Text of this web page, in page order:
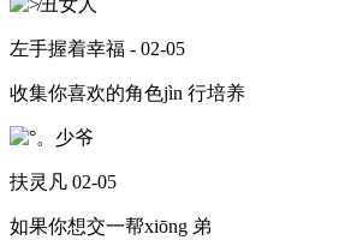
左手握着幸福 - 02-05
收集你喜欢的角色jìn 行培养
扶灵凡 02-05
如果你想交一帮xiōng 弟